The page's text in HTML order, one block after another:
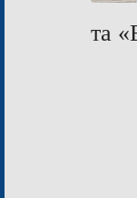
та